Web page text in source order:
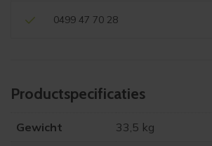
0499 47 70 28
Product­specificaties
Gewicht 33,5 kg